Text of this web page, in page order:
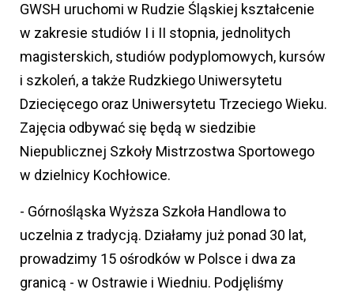
GWSH uruchomi w Rudzie Śląskiej kształcenie
w zakresie studiów I i II stopnia, jednolitych
magisterskich, studiów podyplomowych, kursów
i szkoleń, a także Rudzkiego Uniwersytetu
Dziecięcego oraz Uniwersytetu Trzeciego Wieku.
Zajęcia odbywać się będą w siedzibie
Niepublicznej Szkoły Mistrzostwa Sportowego
w dzielnicy Kochłowice.
- Górnośląska Wyższa Szkoła Handlowa to
uczelnia z tradycją. Działamy już ponad 30 lat,
prowadzimy 15 ośrodków w Polsce i dwa za
granicą - w Ostrawie i Wiedniu. Podjęliśmy